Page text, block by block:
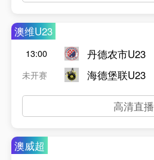
澳维U23
13:00
未开赛
丹德农市U23
海德堡联U23
高清直播
澳威超